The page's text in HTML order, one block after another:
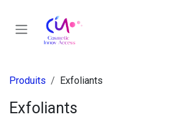
Produits Exfoliants
Exfoliants